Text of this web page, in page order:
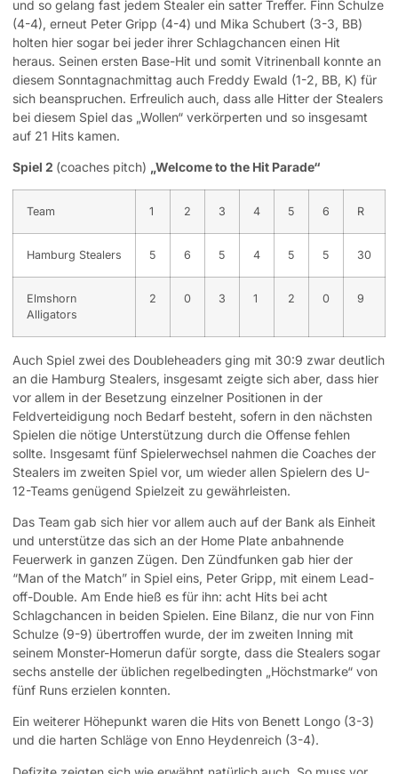
und so gelang fast jedem Stealer ein satter Treffer. Finn Schulze
(4-4), erneut Peter Gripp (4-4) und Mika Schubert (3-3, BB)
holten hier sogar bei jeder ihrer Schlagchancen einen Hit
heraus. Seinen ersten Base-Hit und somit Vitrinenball konnte an
diesem Sonntagnachmittag auch Freddy Ewald (1-2, BB, K) für
sich beanspruchen. Erfreulich auch, dass alle Hitter der Stealers
bei diesem Spiel das „Wollen“ verkörperten und so insgesamt
auf 21 Hits kamen.
Spiel 2 (coaches pitch) „Welcome to the Hit Parade“
Team 1 2 3 4 5 6 R
Hamburg Stealers 5 6 5 4 5 5 30
Elmshorn
Alligators
2 0 3 1 2 0 9
Auch Spiel zwei des Doubleheaders ging mit 30:9 zwar deutlich
an die Hamburg Stealers, insgesamt zeigte sich aber, dass hier
vor allem in der Besetzung einzelner Positionen in der
Feldverteidigung noch Bedarf besteht, sofern in den nächsten
Spielen die nötige Unterstützung durch die Offense fehlen
sollte. Insgesamt fünf Spielerwechsel nahmen die Coaches der
Stealers im zweiten Spiel vor, um wieder allen Spielern des U-
12-Teams genügend Spielzeit zu gewährleisten.
Das Team gab sich hier vor allem auch auf der Bank als Einheit
und unterstütze das sich an der Home Plate anbahnende
Feuerwerk in ganzen Zügen. Den Zündfunken gab hier der
“Man of the Match” in Spiel eins, Peter Gripp, mit einem Lead-
off-Double. Am Ende hieß es für ihn: acht Hits bei acht
Schlagchancen in beiden Spielen. Eine Bilanz, die nur von Finn
Schulze (9-9) übertroffen wurde, der im zweiten Inning mit
seinem Monster-Homerun dafür sorgte, dass die Stealers sogar
sechs anstelle der üblichen regelbedingten „Höchstmarke“ von
fünf Runs erzielen konnten.
Ein weiterer Höhepunkt waren die Hits von Benett Longo (3-3)
und die harten Schläge von Enno Heydenreich (3-4).